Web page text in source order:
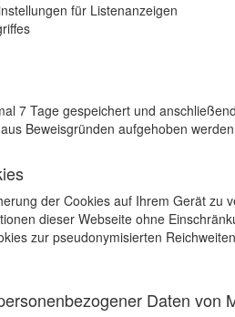
für Listenanzeigen
7 Tage gespeichert und
Beweisgründen aufgehoben
der Cookies auf Ihrem Gerät
dieser Webseite ohne
zur pseudonymisierten
Daten von